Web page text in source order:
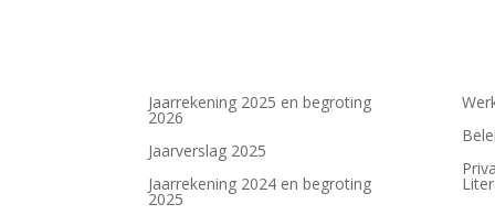
Jaarrekening 2025 en begroting
2026
Jaarverslag 2025
Jaarrekening 2024 en begroting
2025